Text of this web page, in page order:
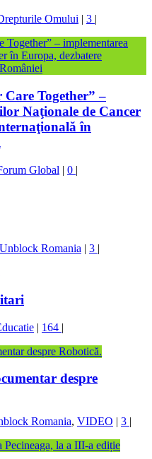
Omului | 3 |
Together” –
Naţionale de Cancer
în
Global | 0 |
Unblock Romania | 3 |
| 164 |
despre
Romania, VIDEO | 3 |